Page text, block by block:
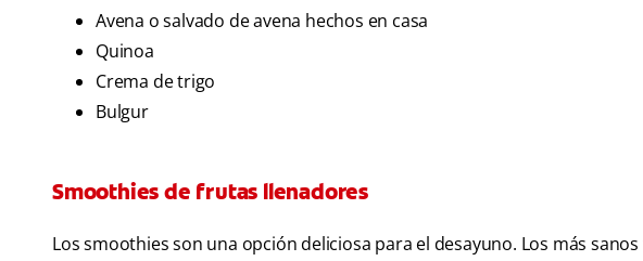
Avena o salvado de avena hechos en casa
Quinoa
Crema de trigo
Bulgur
Smoothies de frutas llenadores
Los smoothies son una opción deliciosa para el desayuno. Los más